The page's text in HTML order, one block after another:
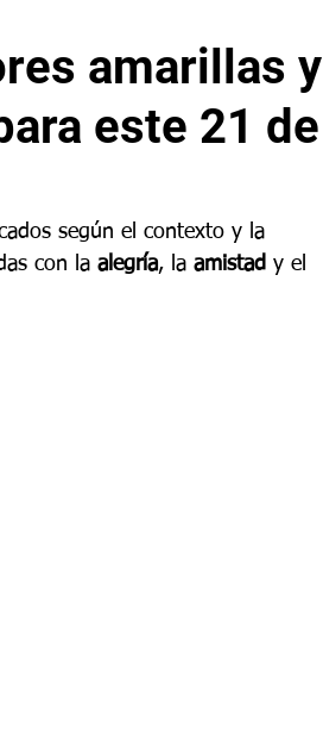
amarillas y
este 21 de
según el contexto y la
con la alegría, la amistad y el